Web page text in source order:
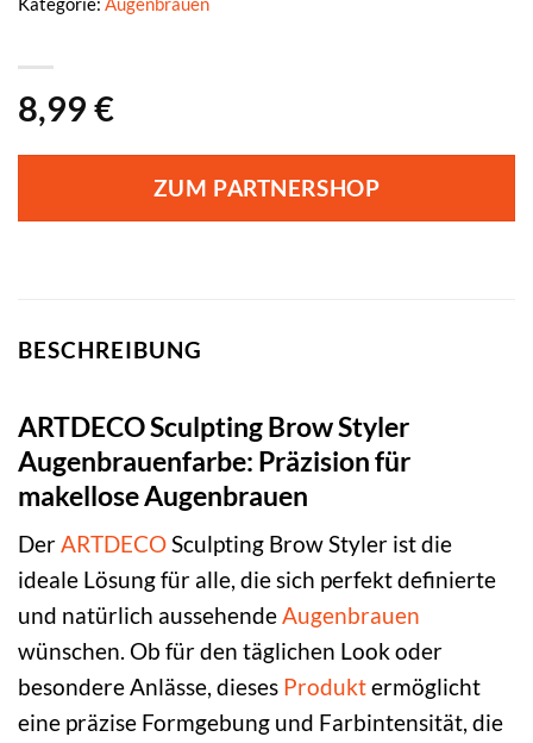
8,99 €
ZUM PARTNERSHOP
BESCHREIBUNG
ARTDECO Sculpting Brow Styler
Augenbrauenfarbe: Präzision für
makellose Augenbrauen
DerARTDECOSculpting Brow Styler ist die
ideale Lösung für alle, die sich perfekt definierte
und natürlich aussehendeAugenbrauen
wünschen. Ob für den täglichen Look oder
besondere Anlässe, dieses Produktermöglicht
eine präzise Formgebung und Farbintensität, die